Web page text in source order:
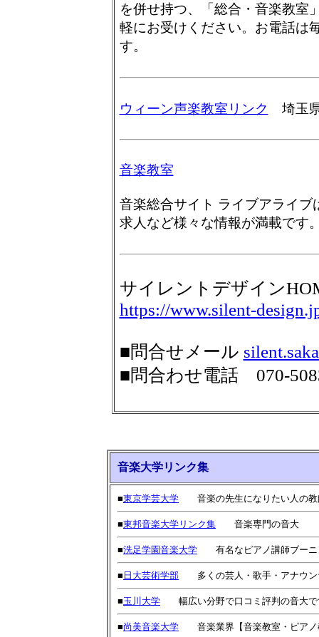
を併せ持つ、「総合・音楽教室
軽にお受けください。お電話は
す。
ウィーン声楽教室リンク 埼玉
音楽教室
音楽総合サイト ライブアライ
求人など様々な情報が満載です
サイレントデザイン
https://www.silent-
■問合せメール
■問合わせ電話 070-
音楽大学リンク集
■東京学芸大学 音楽の先生になりたい人の教
■東邦音楽大学リンク集 音楽専門の音大
■洗足学園音楽大学 有名なピアノ講師ブーニ
■ 日大芸術学部 多くの芸人・歌手・アナウン
■玉川大学 幅広い分野で口コミ評判の音大で
■尚美音楽大学 音楽業界【音楽教室・ピアノ